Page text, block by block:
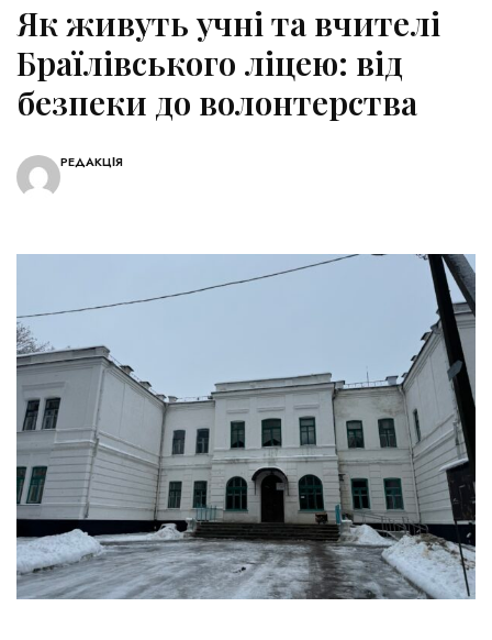
Як живуть учні та вчителі
Браїлівського ліцею: від
безпеки до волонтерства
РЕДАКЦІЯ